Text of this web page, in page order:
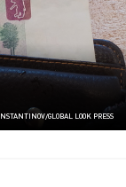
GLOBAL LOOK PRESS